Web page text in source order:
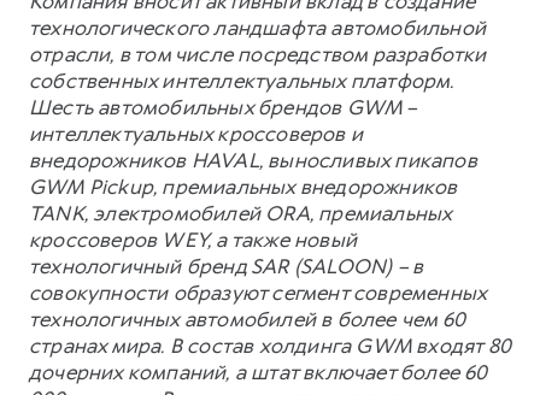
технологического ландшафта автомобильной
отрасли, в том числе посредством разработки
собственных интеллектуальных платформ.
Шесть автомобильных брендов GWM –
интеллектуальных кроссоверов и
внедорожников HAVAL, выносливых пикапов
GWM Pickup, премиальных внедорожников
TANK, электромобилей ORA, премиальных
кроссоверов WEY, а также новый
технологичный бренд SAR (SALOON) – в
совокупности образуют сегмент современных
технологичных автомобилей в более чем 60
странах мира. В состав холдинга GWM входят 80
дочерних компаний, а штат включает более 60